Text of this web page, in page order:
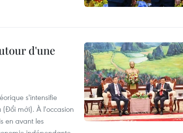
d'une
s'intensifie
mới). À l'occasion
en avant les